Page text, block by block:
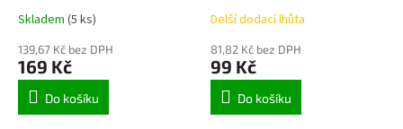
Skladem (5 ks)
139,67 Kč bez DPH
169 Kč
Do košíku
Delší dodací lhůta
81,82 Kč bez DPH
99 Kč
Do košíku